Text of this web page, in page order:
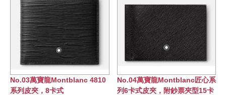
No.03萬寶龍Montblanc 4810
系列皮夾，8卡式
No.04萬寶龍Montblanc匠心系
列6卡式皮夾，附鈔票夾型15卡